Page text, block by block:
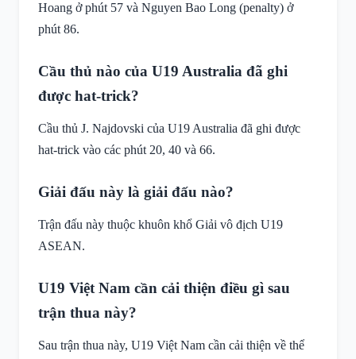
Hoang ở phút 57 và Nguyen Bao Long (penalty) ở
phút 86.
Cầu thủ nào của U19 Australia đã ghi
được hat-trick?
Cầu thủ J. Najdovski của U19 Australia đã ghi được
hat-trick vào các phút 20, 40 và 66.
Giải đấu này là giải đấu nào?
Trận đấu này thuộc khuôn khổ Giải vô địch U19
ASEAN.
U19 Việt Nam cần cải thiện điều gì sau
trận thua này?
Sau trận thua này, U19 Việt Nam cần cải thiện về thể